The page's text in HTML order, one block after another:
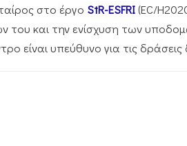
στο έργο StR-ESFRI(EC/
του και την ενίσχυση των
είναι υπεύθυνο για τις